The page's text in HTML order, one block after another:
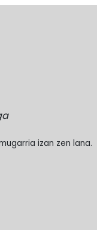
izan zen lana.